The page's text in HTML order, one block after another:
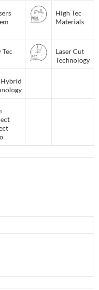
High Tec
Materials
Tec
Laser Cut
Technology